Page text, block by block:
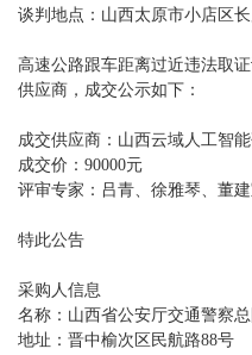
谈判地点：山西太原市小店区
高速公路跟车距离过近违法取
供应商，成交公示如下：
成交供应商：山西云域人工智
成交价：90000元
评审专家：吕青、徐雅琴、董
特此公告
采购人信息
名称：山西省公安厅交通警察
地址：晋中榆次区民航路88号